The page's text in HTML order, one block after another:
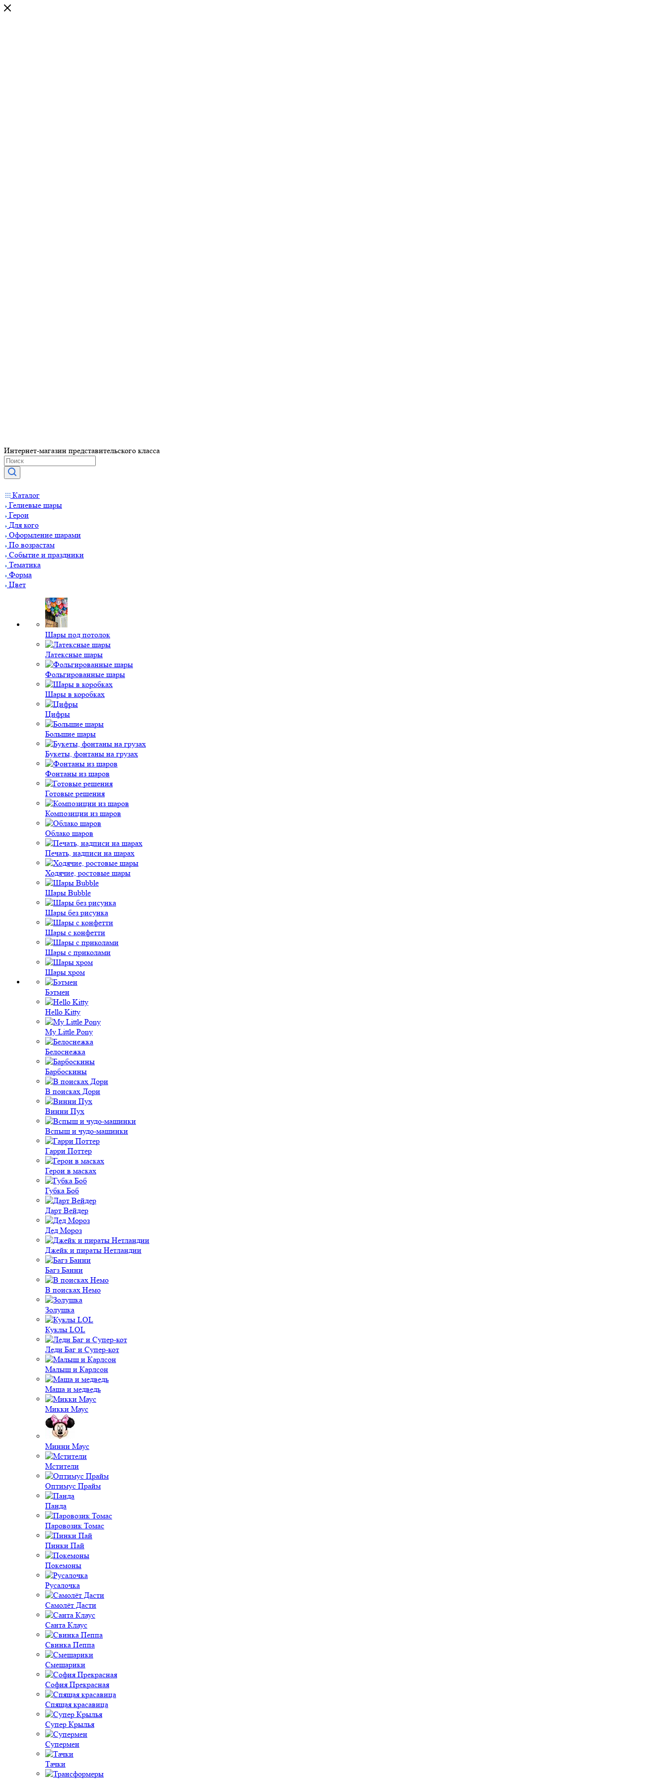
Интернет-магазин представительского класса
Каталог
Гелиевые шары
Герои
Для кого
Оформление шарами
По возрастам
Событие и праздники
Тематика
Форма
Цвет
Шары под потолок
Латексные шары
Фольгированные шары
Шары в коробках
Цифры
Большие шары
Букеты, фонтаны на грузах
Фонтаны из шаров
Готовые решения
Композиции из шаров
Облако шаров
Печать, надписи на шарах
Ходячие, ростовые шары
Шары Bubble
Шары без рисунка
Шары с конфетти
Шары с приколами
Шары хром
Бэтмен
Hello Kitty
My Little Pony
Белоснежка
Барбоскины
В поисках Дори
Винни Пух
Вспыш и чудо-машинки
Гарри Поттер
Герои в масках
Губка Боб
Дарт Вейдер
Дед Мороз
Джейк и пираты Нетландии
Багз Банни
В поисках Немо
Золушка
Куклы LOL
Леди Баг и Супер-кот
Малыш и Карлсон
Маша и медведь
Микки Маус
Минни Маус
Мстители
Оптимус Прайм
Панда
Паровозик Томас
Пинки Пай
Покемоны
Русалочка
Самолёт Дасти
Санта Клаус
Свинка Пеппа
Смешарики
София Прекрасная
Спящая красавица
Супер Крылья
Супермен
Тачки